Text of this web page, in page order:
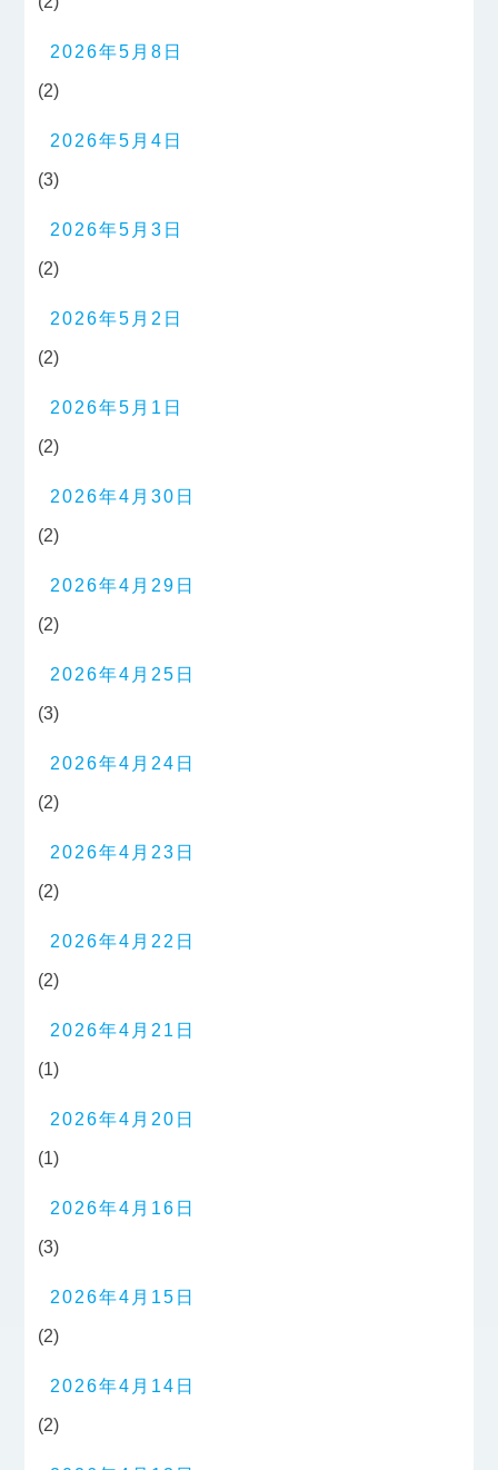
2026年5月8日
(2)
2026年5月4日
(3)
2026年5月3日
(2)
2026年5月2日
(2)
2026年5月1日
(2)
2026年4月30日
(2)
2026年4月29日
(2)
2026年4月25日
(3)
2026年4月24日
(2)
2026年4月23日
(2)
2026年4月22日
(2)
2026年4月21日
(1)
2026年4月20日
(1)
2026年4月16日
(3)
2026年4月15日
(2)
2026年4月14日
(2)